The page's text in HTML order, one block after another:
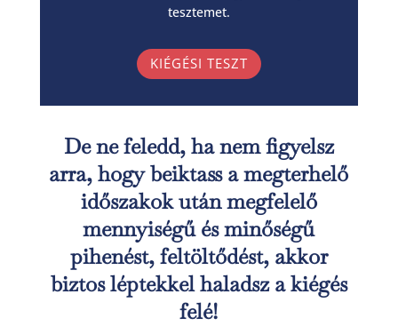
tesztemet.
KIÉGÉSI TESZT
De ne feledd, ha nem figyelsz
arra, hogy beiktass a megterhelő
időszakok után megfelelő
mennyiségű és minőségű
pihenést, feltöltődést, akkor
biztos léptekkel haladsz a kiégés
felé!